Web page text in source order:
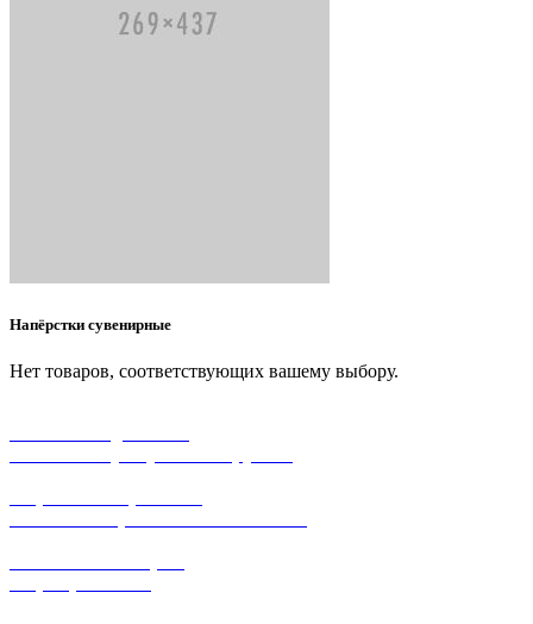
Напёрстки сувенирные
Нет товаров, соответствующих вашему выбору.